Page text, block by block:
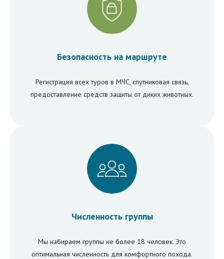
Безопасность на маршруте
Регистрация всех туров в МЧС, спутниковая связь,
предоставление средств защиты от диких животных.
Численность группы
Мы набираем группы не более 18 человек. Это
оптимальная численность для комфортного похода.